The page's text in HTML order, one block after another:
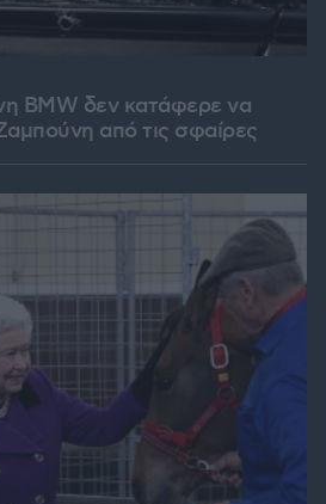
BMW δεν κατάφερε να
από τις σφαίρες